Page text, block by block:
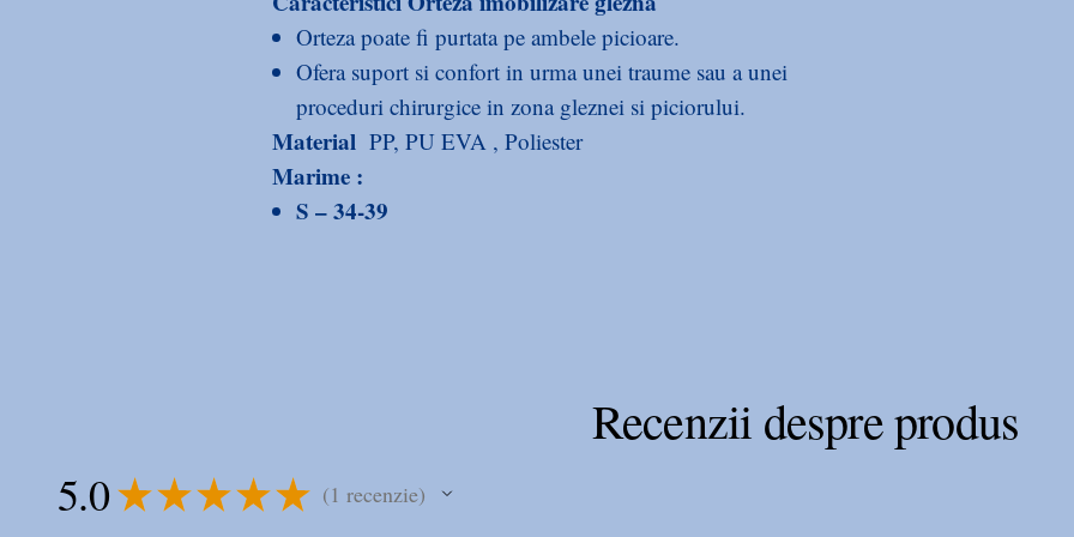
Orteza poate fi purtata pe ambele picioare.
Ofera suport si confort in urma unei traume sau a unei
proceduri chirurgice in zona gleznei si piciorului.
Material PP, PU EVA , Poliester
Marime :
S – 34-39
Achile, tratamentul leziunilor tesuturilor moi si ale tendoanelor
gleznei, tenosinovite,fracturi stabile ale picioarelor si articulatiilor,
fractura metarsala fractura de talus fractura maleolara.
Recenzii despre produs
5.0★★★★★ 1 recenzie
1